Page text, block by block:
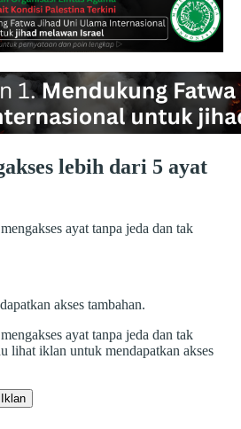
lebih dari 5 ayat
ayat tanpa jeda dan tak
akses tambahan.
ayat tanpa jeda dan tak
lihat iklan untuk mendapatkan akses